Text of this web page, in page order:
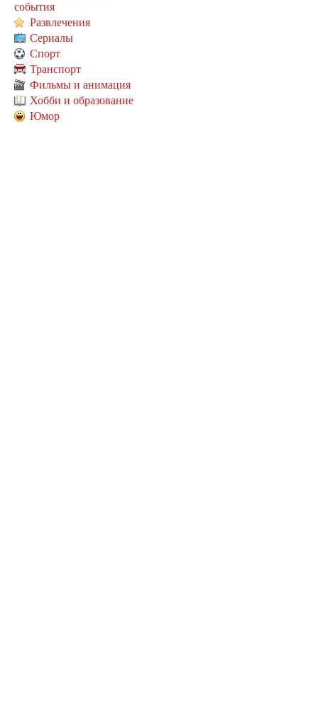
события
Развлечения
Сериалы
Спорт
Транспорт
Фильмы и анимация
Хобби и образование
Юмор